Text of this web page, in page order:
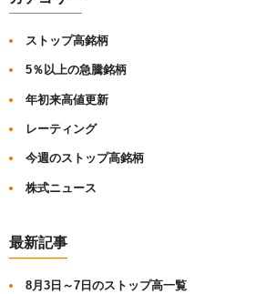
ストップ高銘柄
5％以上の急騰銘柄
年初来高値更新
レーティング
今週のストップ高銘柄
株式ニュース
最新記事
8月3日～7日のストップ高一覧